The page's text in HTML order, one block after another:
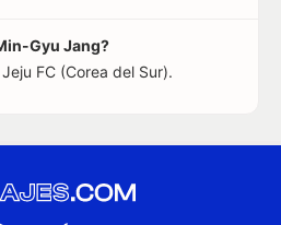
Gyu Jang?
FC (Corea del Sur).